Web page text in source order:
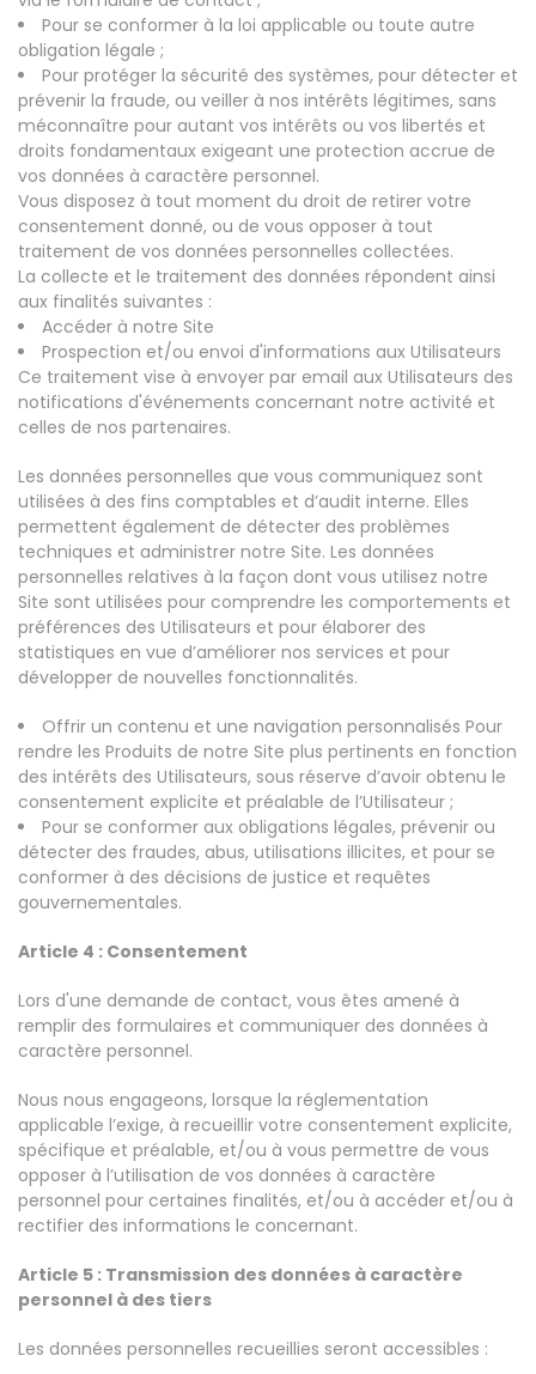
Pour se conformer à la loi applicable ou toute autre
obligation légale ;
Pour protéger la sécurité des systèmes, pour détecter et
prévenir la fraude, ou veiller à nos intérêts légitimes, sans
méconnaître pour autant vos intérêts ou vos libertés et
droits fondamentaux exigeant une protection accrue de
vos données à caractère personnel.
Vous disposez à tout moment du droit de retirer votre
consentement donné, ou de vous opposer à tout
traitement de vos données personnelles collectées.
La collecte et le traitement des données répondent ainsi
aux finalités suivantes :
Accéder à notre Site
Prospection et/ou envoi d'informations aux Utilisateurs
Ce traitement vise à envoyer par email aux Utilisateurs des
notifications d'événements concernant notre activité et
celles de nos partenaires.
Les données personnelles que vous communiquez sont
utilisées à des fins comptables et d’audit interne. Elles
permettent également de détecter des problèmes
techniques et administrer notre Site. Les données
personnelles relatives à la façon dont vous utilisez notre
Site sont utilisées pour comprendre les comportements et
préférences des Utilisateurs et pour élaborer des
statistiques en vue d’améliorer nos services et pour
développer de nouvelles fonctionnalités.
Offrir un contenu et une navigation personnalisés Pour
rendre les Produits de notre Site plus pertinents en fonction
des intérêts des Utilisateurs, sous réserve d’avoir obtenu le
consentement explicite et préalable de l’Utilisateur ;
Pour se conformer aux obligations légales, prévenir ou
détecter des fraudes, abus, utilisations illicites, et pour se
conformer à des décisions de justice et requêtes
gouvernementales.
Article 4 : Consentement
Lors d'une demande de contact, vous êtes amené à
remplir des formulaires et communiquer des données à
caractère personnel.
Nous nous engageons, lorsque la réglementation
applicable l’exige, à recueillir votre consentement explicite,
spécifique et préalable, et/ou à vous permettre de vous
opposer à l’utilisation de vos données à caractère
personnel pour certaines finalités, et/ou à accéder et/ou à
rectifier des informations le concernant.
Article 5 : Transmission des données à caractère
personnel à des tiers
Les données personnelles recueillies seront accessibles :